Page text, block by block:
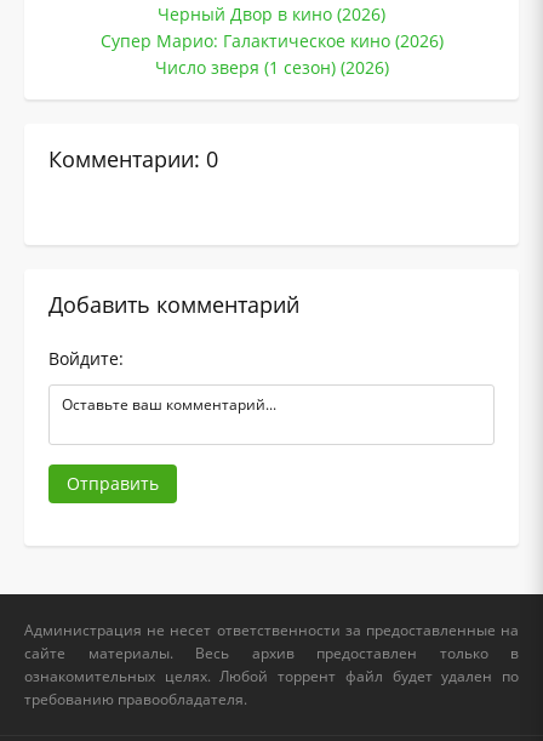
Черный Двор в кино (2026)
Супер Марио: Галактическое кино (2026)
Число зверя (1 сезон) (2026)
Комментарии: 0
Добавить комментарий
Войдите:
Отправить
Администрация не несет ответственности за предоставленные на
сайте материалы. Весь архив предоставлен только в
ознакомительных целях. Любой торрент файл будет удален по
требованию правообладателя.